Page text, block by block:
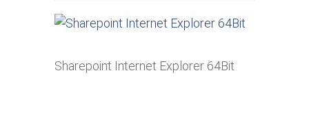
Sharepoint Internet Explorer 64Bit